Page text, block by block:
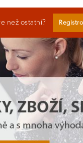
než ostatní?